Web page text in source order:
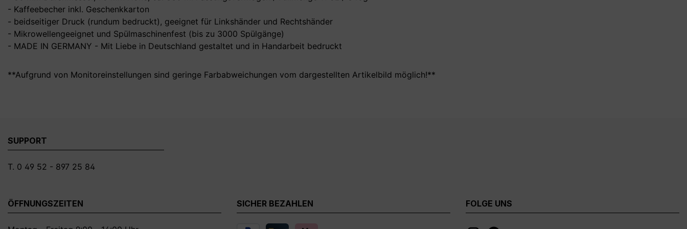
- Kaffeebecher inkl. Geschenkkarton
- beidseitiger Druck (rundum bedruckt), geeignet für Linkshänder und Rechtshänder
- Mikrowellengeeignet und Spülmaschinenfest (bis zu 3000 Spülgänge)
- MADE IN GERMANY - Mit Liebe in Deutschland gestaltet und in Handarbeit bedruckt
**Aufgrund von Monitoreinstellungen sind geringe Farbabweichungen vom dargestellten Artikelbild möglich!**
SUPPORT
T. 0 49 52 - 897 25 84
ÖFFNUNGSZEITEN SICHER BEZAHLEN FOLGE UNS